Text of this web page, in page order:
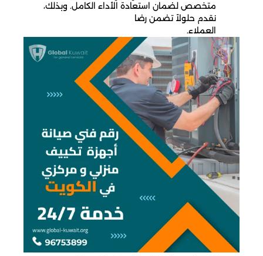
متخصص لضمان استعادة الأداء الكامل. وبذلك،
نقدم حلولاً تضمن رضا
العملاء.